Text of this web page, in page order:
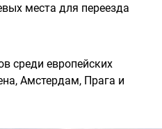
места для переезда
среди европейских
Амстердам, Прага и